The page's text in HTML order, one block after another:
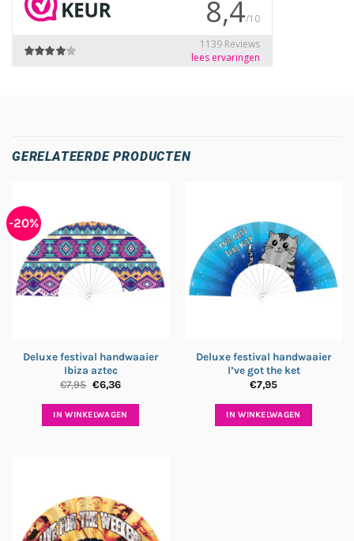
GERELATEERDE PRODUCTEN
-20%
Deluxe festival handwaaier
Ibiza aztec
€7,95 Oorspronkelijke
was:
€7,95.
€6,36Huidige
is:
€6,36.
IN WINKELWAGEN
Deluxe festival handwaaier
I’ve got the ket
€7,95
IN WINKELWAGEN